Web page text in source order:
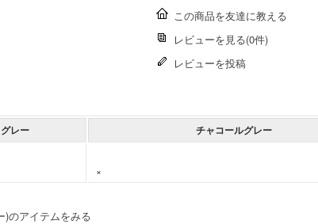
この商品を友達に教える
レビューを見る(0件)
レビューを投稿
グレー チャコールグレー
×
)のアイテムをみる